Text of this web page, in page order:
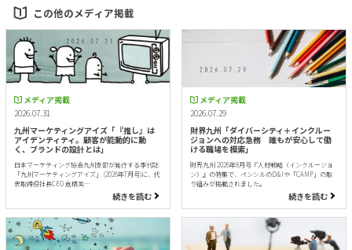
この他のメディア掲載
メディア掲載
2026.07.31
九州マーケティングアイズ「『推し』は
アイデンティティ。顧客が能動的に動
く、ブランドの設計とは」
日本マーケティング協会九州支部が発行する季刊誌
「九州マーケティングアイズ」 (2026年7月号)に、代
表取締役社長CEO 倉橋美…
続きを読む
メディア掲載
2026.07.29
財界九州「ダイバーシティ＋インクルー
ジョンへの対応急務 誰もが安心して働
ける職場を模索」
財界九州 2026年8月号『人材戦略（インクルージョ
ン）』の特集で、ペンシルのD&Iや「CAMP」の取
り組みが掲載されました。
続きを読む